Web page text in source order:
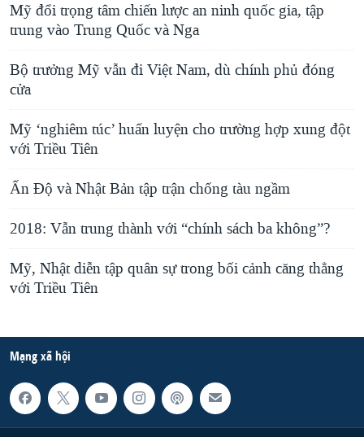
Mỹ đổi trọng tâm chiến lược an ninh quốc gia, tập
trung vào Trung Quốc và Nga
Bộ trưởng Mỹ vẫn đi Việt Nam, dù chính phủ đóng
cửa
Mỹ ‘nghiêm túc’ huấn luyện cho trường hợp xung đột
với Triều Tiên
Ấn Độ và Nhật Bản tập trận chống tàu ngầm
2018: Vẫn trung thành với “chính sách ba không”?
Mỹ, Nhật diễn tập quân sự trong bối cảnh căng thẳng
với Triều Tiên
Mạng xã hội